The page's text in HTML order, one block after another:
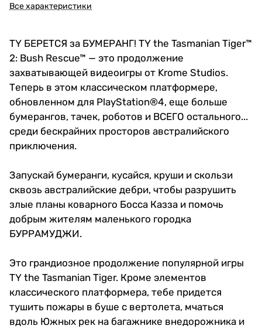
Все характеристики
TY БЕРЕТСЯ за БУМЕРАНГ! TY the Tasmanian Tiger™
2: Bush Rescue™ — это продолжение
захватывающей видеоигры от Krome Studios.
Теперь в этом классическом платформере,
обновленном для PlayStation®4, еще больше
бумерангов, тачек, роботов и ВСЕГО остального...
среди бескрайних просторов австралийского
приключения.
Запускай бумеранги, кусайся, круши и скользи
сквозь австралийские дебри, чтобы разрушить
злые планы коварного Босса Казза и помочь
добрым жителям маленького городка
БУРРАМУДЖИ.
Это грандиозное продолжение популярной игры
TY the Tasmanian Tiger. Кроме элементов
классического платформера, тебе придется
тушить пожары в буше с вертолета, мчаться
вдоль Южных рек на багажнике внедорожника и